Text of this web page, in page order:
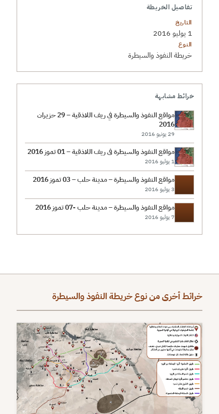
تفاصيل الخريطة
التاريخ
1 يوليو 2016
النوع
خريطة النفوذ والسيطرة
خرائط مشابهة
مواقع النفوذ والسيطرة في ريف اللاذقية – 29 حزيران
2016
29 يونيو 2016
مواقع النفوذ والسيطرة في ريف اللاذقية – 01 تموز 2016
1 يوليو 2016
مواقع النفوذ والسيطرة – مدينة حلب – 03 تموز 2016
3 يوليو 2016
مواقع النفوذ والسيطرة – مدينة حلب -07 تموز 2016
7 يوليو 2016
خرائط أخرى من نوع خريطة النفوذ والسيطرة